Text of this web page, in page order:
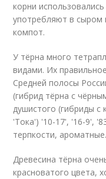
корни
употребляют в сыром
компот.
У тёрна много
видами. Их
Средней полосы
(гибрид тёрна с
душистого (гибриды с
'Тока') '10-17', '16-9',
терпкости,
Древесина тёрна
красноватого цвета,